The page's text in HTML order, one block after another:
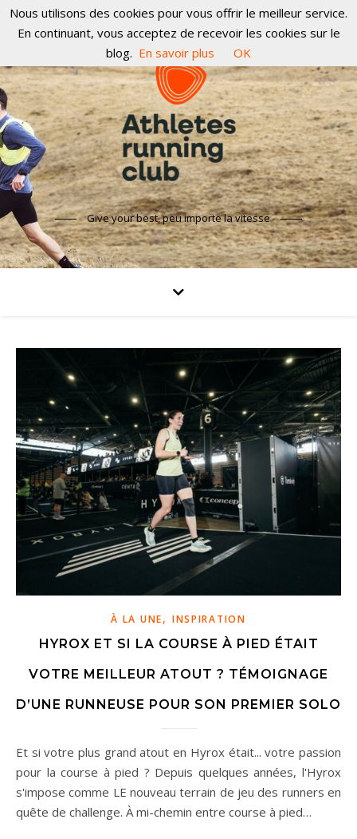
Give your best, peu importe la vitesse
À LA UNE, INSPIRATION
HYROX ET SI LA COURSE À PIED ÉTAIT
VOTRE MEILLEUR ATOUT ? TÉMOIGNAGE
D’UNE RUNNEUSE POUR SON PREMIER SOLO
Et si votre plus grand atout en Hyrox était... votre passion
pour la course à pied ? Depuis quelques années, l'Hyrox
s'impose comme LE nouveau terrain de jeu des runners en
quête de challenge. À mi-chemin entre course à pied…
Nous utilisons des cookies pour vous offrir le meilleur service.
En continuant, vous acceptez de recevoir les cookies sur le
blog. En savoir plus OK